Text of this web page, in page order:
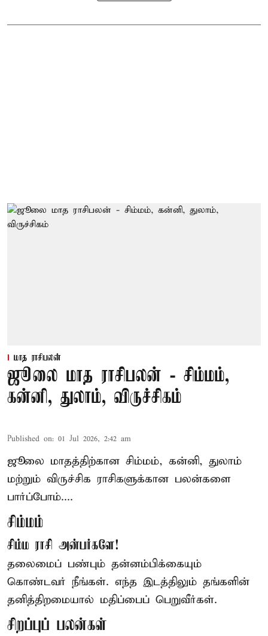
மாத ராசிபலன்
ஜூலை மாத ராசிபலன் - சிம்மம்,
கன்னி, துலாம், விருச்சிகம்
Published on: 01 Jul 2026, 2:42 am
ஜூலை மாதத்திற்கான சிம்மம், கன்னி, துலாம்
மற்றும் விருச்சிக ராசிகளுக்கான பலன்களை
பார்ப்போம்....
சிம்மம்
சிம்ம ராசி அன்பர்களே!
தலைமைப் பண்பும் தன்னம்பிக்கையும்
கொண்டவர் நீங்கள். எந்த இடத்திலும் தங்களின்
தனித்திறமையால் மதிப்பைப் பெறுவீர்கள்.
சிறப்புப் பலன்கள்